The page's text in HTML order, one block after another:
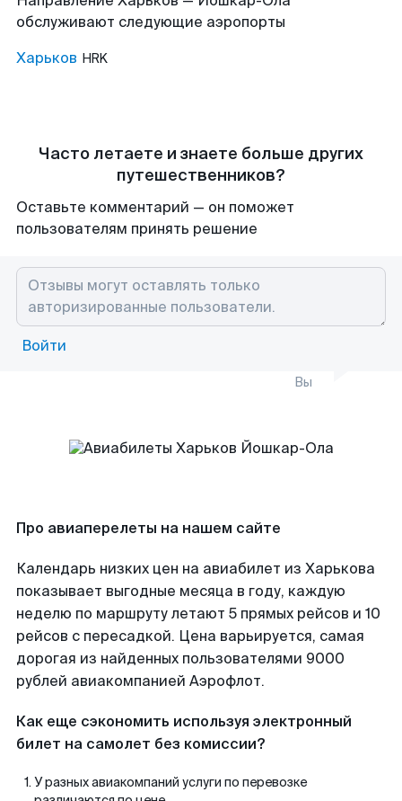
обслуживают следующие аэропорты
Харьков HRK
Часто летаете и знаете больше других
путешественников?
Оставьте комментарий — он поможет
пользователям принять решение
Войти
Вы
Про авиаперелеты на нашем сайте
Календарь низких цен на авиабилет из Харькова
показывает выгодные месяца в году, каждую
неделю по маршруту летают 5 прямых рейсов и 10
рейсов с пересадкой. Цена варьируется, самая
дорогая из найденных пользователями 9000
рублей авиакомпанией Аэрофлот.
Как еще сэкономить используя электронный
билет на самолет без комиссии?
У разных авиакомпаний услуги по перевозке